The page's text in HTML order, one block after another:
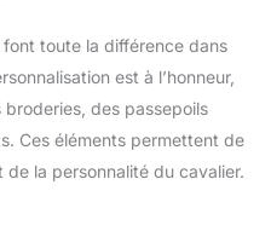
toute la différence dans
est à l’honneur,
broderies, des passepoils
Ces éléments permettent de
la personnalité du cavalier.